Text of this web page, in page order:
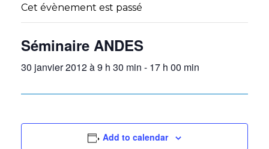
Cet évènement est passé
Séminaire ANDES
30 janvier 2012 à 9 h 30 min - 17 h 00 min
Add to calendar